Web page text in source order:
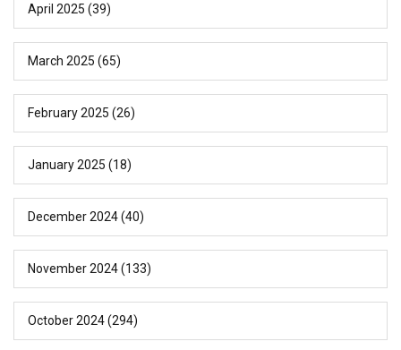
April 2025 (39)
March 2025 (65)
February 2025 (26)
January 2025 (18)
December 2024(40)
November 2024(133)
October 2024(294)